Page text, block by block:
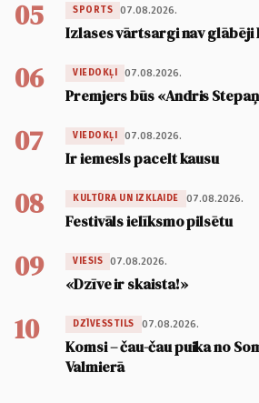
05 SPORTS 07.08.2026.
Izlases vārtsargi nav glābēji
06 VIEDOKĻI 07.08.2026.
Premjers būs «Andris
07 VIEDOKĻI 07.08.2026.
Ir iemesls pacelt kausu
08 KULTŪRA UN IZKLAIDE 07.08.2026.
Festivāls ielīksmo pilsētu
09 VIESIS 07.08.2026.
«Dzīve ir skaista!»
10 DZĪVESSTILS 07.08.2026.
Komsi – čau-čau puika no
Valmierā